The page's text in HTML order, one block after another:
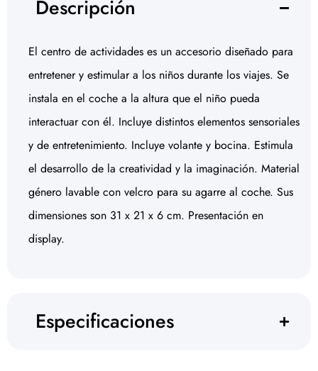
Descripción
El centro de actividades es un accesorio diseñado para
entretener y estimular a los niños durante los viajes. Se
instala en el coche a la altura que el niño pueda
interactuar con él. Incluye distintos elementos sensoriales
y de entretenimiento. Incluye volante y bocina. Estimula
el desarrollo de la creatividad y la imaginación. Material
género lavable con velcro para su agarre al coche. Sus
dimensiones son 31 x 21 x 6 cm. Presentación en
display.
Especificaciones